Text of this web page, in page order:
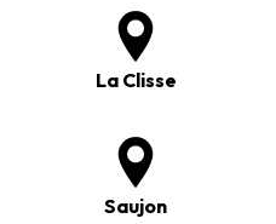
La Clisse
Saujon